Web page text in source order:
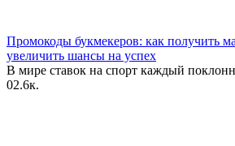
Промокоды букмекеров: как получить
увеличить шансы на успех
В мире ставок на спорт каждый
02.6к.